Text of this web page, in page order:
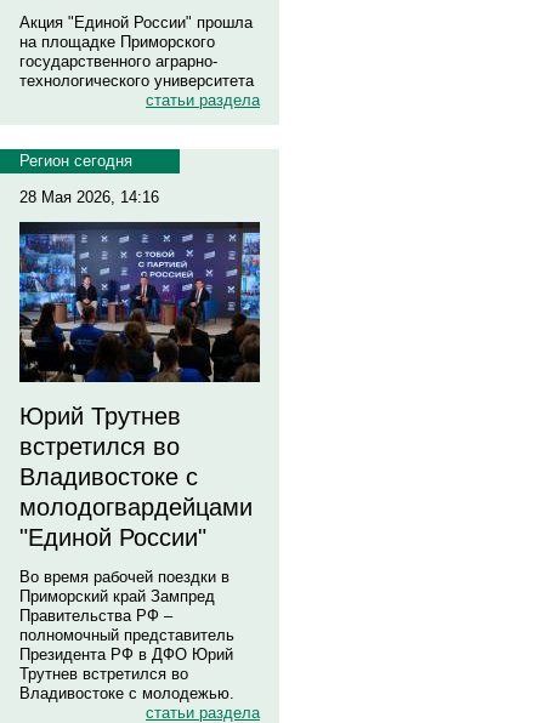
Акция "Единой России" прошла
на площадке Приморского
государственного аграрно-
технологического университета
статьи раздела
Регион сегодня
28 Мая 2026, 14:16
Юрий Трутнев
встретился во
Владивостоке с
молодогвардейцами
"Единой России"
Во время рабочей поездки в
Приморский край Зампред
Правительства РФ –
полномочный представитель
Президента РФ в ДФО Юрий
Трутнев встретился во
Владивостоке с молодежью.
статьи раздела